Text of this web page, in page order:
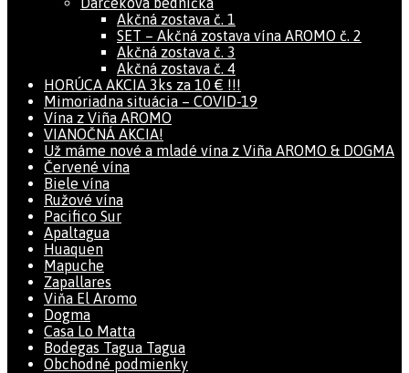
Akčná zostava č. 1
SET – Akčná zostava vína AROMO č. 2
Akčná zostava č. 3
Akčná zostava č. 4
HORÚCA AKCIA 3ks za 10 € !!!
Mimoriadna situácia – COVID-19
Vína z Viña AROMO
VIANOČNÁ AKCIA!
Už máme nové a mladé vína z Viña AROMO & DOGMA
Červené vína
Biele vína
Ružové vína
Pacifico Sur
Apaltagua
Huaquen
Mapuche
Zapallares
Viňa El Aromo
Dogma
Casa Lo Matta
Bodegas Tagua Tagua
Obchodné podmienky